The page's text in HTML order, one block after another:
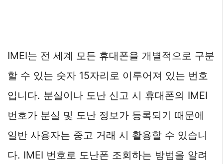
IMEI는 전 세계 모든 휴대폰을 개별적으로 구분
할 수 있는 숫자 15자리로 이루어져 있는 번호
입니다. 분실이나 도난 신고 시 휴대폰의 IMEI
번호가 분실 및 도난 정보가 등록되기 때문에
일반 사용자는 중고 거래 시 활용할 수 있습니
다. IMEI 번호로 도난폰 조회하는 방법을 알려